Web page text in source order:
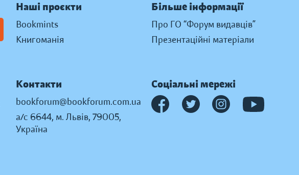
Наші проєкти
Bookmints
Книгоманія
Більше інформації
Про ГО “Форум видавців”
Презентаційні матеріали
Контакти
bookforum@bookforum.com.ua
а/с 6644, м. Львів, 79005,
Україна
Соціальні мережі